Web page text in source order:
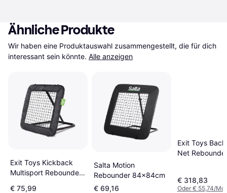
Ähnliche Produkte
Wir haben eine Produktauswahl zusammengestellt, die für dich
interessant sein könnte. Alle anzeigen
Exit Toys Kickback
Multisport Rebounder
€ 75,99
Salta Motion
Rebounder 84x84cm
€ 69,16
Exit Toys
Net
€ 318,83
Oder € 55,74/